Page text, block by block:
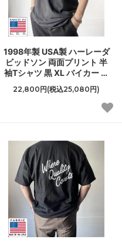
1998年製 USA製 ハーレーダ
ビッドソン 両面プリント 半
袖Tシャツ 黒 XL バイカー フ
ェードブラック アメリカ製
ビンテージ D154
22,800円(税込25,080円)